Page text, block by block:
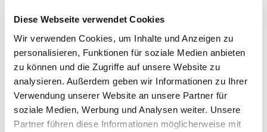
Diese Webseite verwendet Cookies
Wir verwenden Cookies, um Inhalte und Anzeigen zu
personalisieren, Funktionen für soziale Medien anbieten
zu können und die Zugriffe auf unsere Website zu
analysieren. Außerdem geben wir Informationen zu Ihrer
Verwendung unserer Website an unsere Partner für
soziale Medien, Werbung und Analysen weiter. Unsere
Partner führen diese Informationen möglicherweise mit
BLUMENGESCHÄFT IN GRÜNSFELD
Suchen nach
Finden